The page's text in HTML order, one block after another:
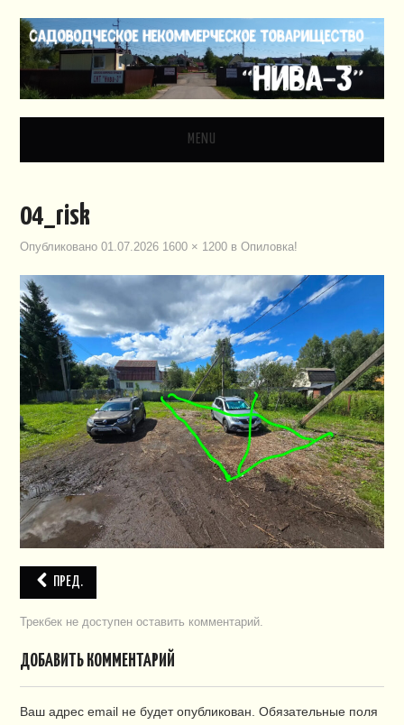
MENU
ДОКУМЕНТЫ
ЗАКОНОДАТЕЛЬСТВО
ВИДЕО
ПЛАН СНТ
КОНТАКТЫ
СЛУЖБЫ
НАПИСАТЬ!
04_risk
Опубликовано01.07.2026 1600 × 1200 вОпиловка!
ПРЕД.
Трекбек не доступеноставить комментарий
ДОБАВИТЬ КОММЕНТАРИЙ
Ваш адрес email не будет опубликован. Обязательные поля